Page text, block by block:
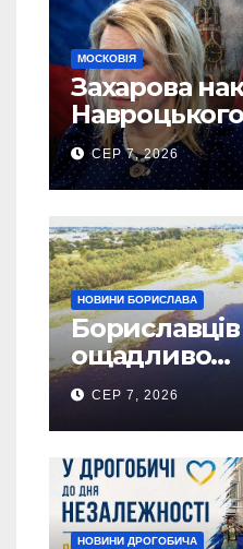
МОСКОВІЯ
Захарова
що Польща
існуванням
СЕР 7, 2026
НОВИНИ БОРИСЛАВА
ощадливо
СЕР 7, 2026
НОВИНИ ДРОГОБИЧА